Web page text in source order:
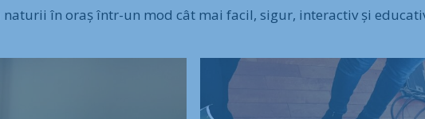
naturii în oraș într-un mod cât mai facil, sigur, interactiv și